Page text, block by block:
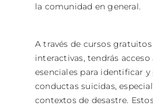
la comunidad en general.
A través de cursos
interactivas, tendrás
esenciales para identificar y
conductas suicidas,
contextos de desastre.